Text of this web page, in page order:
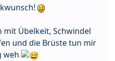
Übelkeit, Schwindel
und die Brüste tun mir
weh